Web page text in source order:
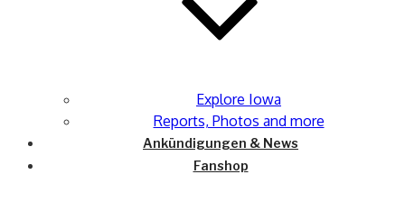
Explore Iowa
Reports, Photos and more
Ankündigungen & News
Fanshop